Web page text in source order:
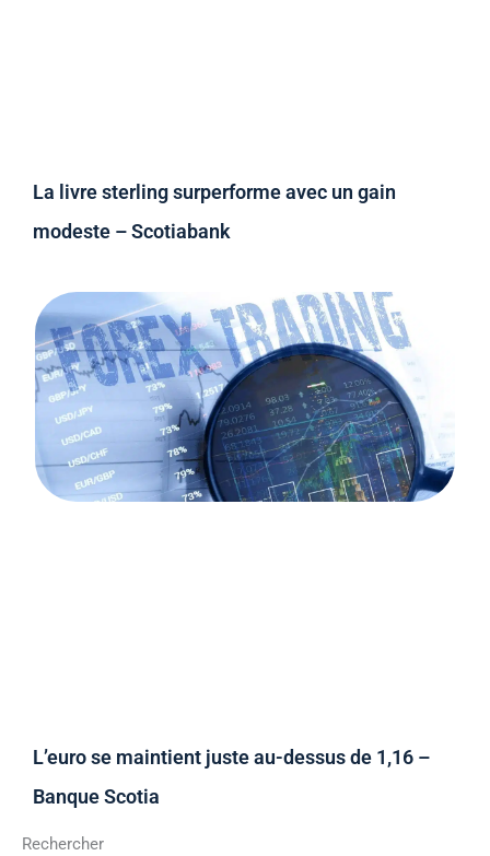
La livre sterling surperforme avec un gain
modeste – Scotiabank
L’euro se maintient juste au-dessus de 1,16 –
Banque Scotia
Rechercher